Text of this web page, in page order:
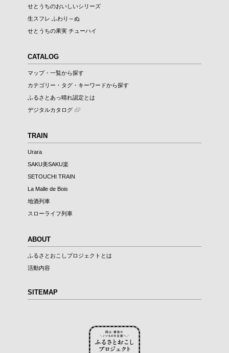
せとうちのおいしいシリーズ
生スフレ ふわり～ぬ
せとうちの果実 チューハイ
CATALOG
マップ・一覧から探す
カテゴリー・タグ・キーワードから探す
ふるさとあっ晴れ認定とは
デジタルカタログ
TRAIN
Urara
SAKU美SAKU楽
SETOUCHI TRAIN
La Malle de Bois
地酒列車
スローライフ列車
ABOUT
ふるさとおこしプロジェクトとは
活動内容
SITEMAP